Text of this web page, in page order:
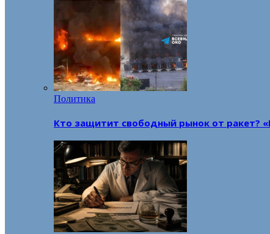
Политика
Кто защитит свободный рынок от ракет?